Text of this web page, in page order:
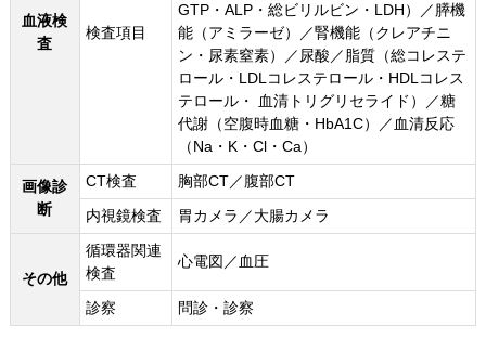
血液検
査
検査項目
GTP・ALP・総ビリルビン・LDH）／膵機
能（アミラーゼ）／腎機能（クレアチニ
ン・尿素窒素）／尿酸／脂質（総コレステ
ロール・LDLコレステロール・HDLコレス
テロール・ 血清トリグリセライド）／糖
代謝（空腹時血糖・HbA1C）／血清反応
（Na・K・Cl・Ca）
画像診
断
CT検査
胸部CT／腹部CT
内視鏡検査
胃カメラ／大腸カメラ
その他
循環器関連
検査
心電図／血圧
診察 問診・診察